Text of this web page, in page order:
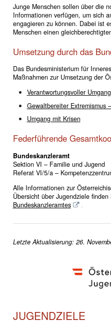
Junge Menschen sollen über die
Informationen verfügen, um sich
engagieren zu können. Dabei ist
Menschen einen
Umsetzung durch das
Das Bundesministerium für
Maßnahmen zur Umsetzung der
Verantwortungsvoller
Gewaltbereiter Extremismus
Umgang mit Krisen
Federführende
Bundeskanzleramt
Sektion VI – Familie und Jugend
Referat VI/5/a –
Alle Informationen zur
Übersicht über Jugendziele
Bundeskanzleramtes
.
Letzte Aktualisierung: 26.
JUGENDZIELE